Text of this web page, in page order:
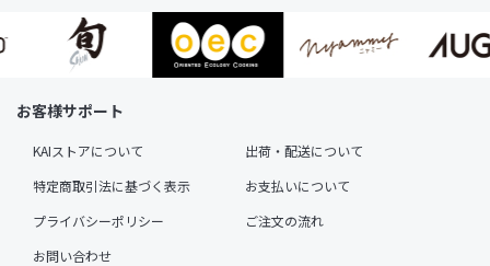
お客様サポート
KAIストアについて
出荷・配送について
特定商取引法に基づく表示
お支払いについて
プライバシーポリシー
ご注文の流れ
お問い合わせ